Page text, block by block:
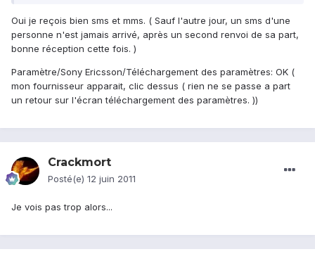
Oui je reçois bien sms et mms. ( Sauf l'autre jour, un sms d'une
personne n'est jamais arrivé, après un second renvoi de sa part,
bonne réception cette fois. )
Paramètre/Sony Ericsson/Téléchargement des paramètres: OK (
mon fournisseur apparait, clic dessus ( rien ne se passe a part
un retour sur l'écran téléchargement des paramètres. ))
Crackmort
Posté(e) 12 juin 2011
Je vois pas trop alors...